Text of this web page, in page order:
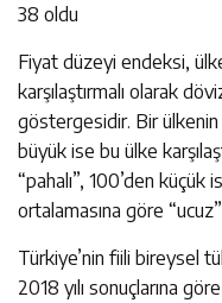
38 oldu
Fiyat düzeyi endeksi,
karşılaştırmalı olarak
göstergesidir. Bir
büyük ise bu ülke
“pahalı”, 100’den küçük
ortalamasına göre
Türkiye’nin fiili bireysel
2018 yılı sonuçlarına